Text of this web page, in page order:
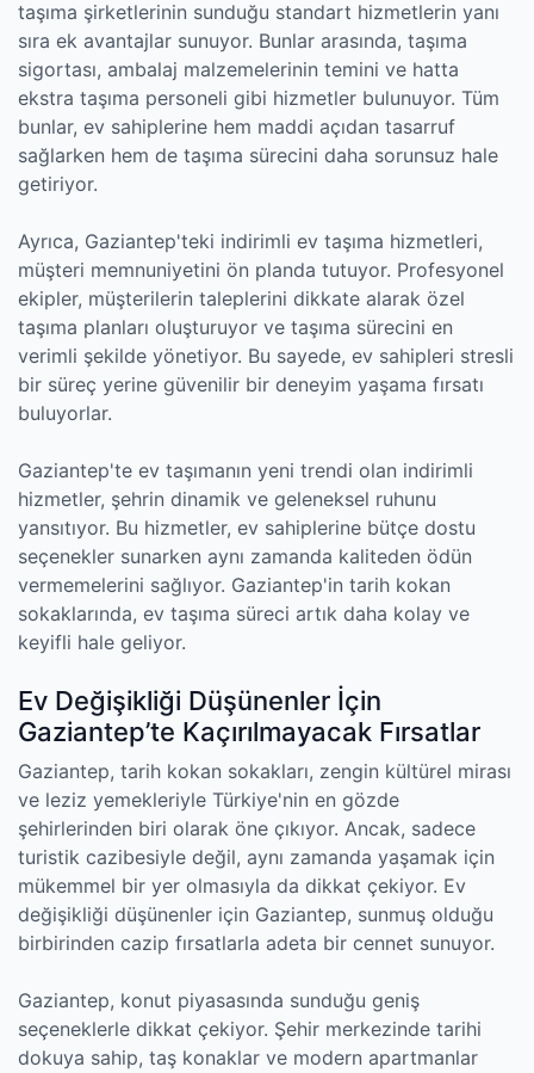
taşıma şirketlerinin sunduğu standart hizmetlerin yanı
sıra ek avantajlar sunuyor. Bunlar arasında, taşıma
sigortası, ambalaj malzemelerinin temini ve hatta
ekstra taşıma personeli gibi hizmetler bulunuyor. Tüm
bunlar, ev sahiplerine hem maddi açıdan tasarruf
sağlarken hem de taşıma sürecini daha sorunsuz hale
getiriyor.
Ayrıca, Gaziantep'teki indirimli ev taşıma hizmetleri,
müşteri memnuniyetini ön planda tutuyor. Profesyonel
ekipler, müşterilerin taleplerini dikkate alarak özel
taşıma planları oluşturuyor ve taşıma sürecini en
verimli şekilde yönetiyor. Bu sayede, ev sahipleri stresli
bir süreç yerine güvenilir bir deneyim yaşama fırsatı
buluyorlar.
Gaziantep'te ev taşımanın yeni trendi olan indirimli
hizmetler, şehrin dinamik ve geleneksel ruhunu
yansıtıyor. Bu hizmetler, ev sahiplerine bütçe dostu
seçenekler sunarken aynı zamanda kaliteden ödün
vermemelerini sağlıyor. Gaziantep'in tarih kokan
sokaklarında, ev taşıma süreci artık daha kolay ve
keyifli hale geliyor.
Ev Değişikliği Düşünenler İçin
Gaziantep’te Kaçırılmayacak Fırsatlar
Gaziantep, tarih kokan sokakları, zengin kültürel mirası
ve leziz yemekleriyle Türkiye'nin en gözde
şehirlerinden biri olarak öne çıkıyor. Ancak, sadece
turistik cazibesiyle değil, aynı zamanda yaşamak için
mükemmel bir yer olmasıyla da dikkat çekiyor. Ev
değişikliği düşünenler için Gaziantep, sunmuş olduğu
birbirinden cazip fırsatlarla adeta bir cennet sunuyor.
Gaziantep, konut piyasasında sunduğu geniş
seçeneklerle dikkat çekiyor. Şehir merkezinde tarihi
dokuya sahip, taş konaklar ve modern apartmanlar